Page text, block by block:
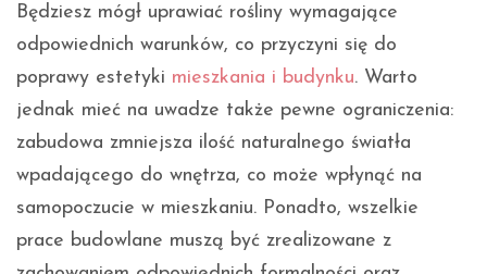
Będziesz mógł uprawiać rośliny wymagające
odpowiednich warunków, co przyczyni się do
poprawy estetyki mieszkania i budynku. Warto
jednak mieć na uwadze także pewne ograniczenia:
zabudowa zmniejsza ilość naturalnego światła
wpadającego do wnętrza, co może wpłynąć na
samopoczucie w mieszkaniu. Ponadto, wszelkie
prace budowlane muszą być zrealizowane z